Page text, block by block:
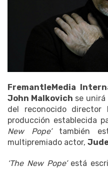
FremantleMedia
John Malkovich se unirá
del reconocido director
producción establecida
New Pope’también
multipremiado actor,
‘The New Pope’está